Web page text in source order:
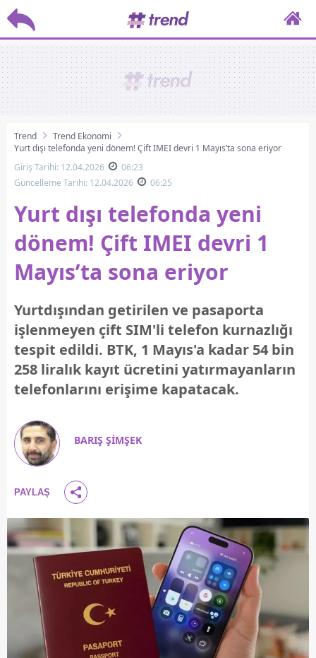
Trend
Trend Ekonomi
Yurt dışı telefonda yeni dönem! Çift IMEI devri 1 Mayıs’ta sona eriyor
Giriş Tarihi: 12.04.2026
06:23
Güncelleme Tarihi: 12.04.2026
06:25
Yurt dışı telefonda yeni
dönem! Çift IMEI devri 1
Mayıs’ta sona eriyor
Yurtdışından getirilen ve pasaporta
işlenmeyen çift SIM'li telefon kurnazlığı
tespit edildi. BTK, 1 Mayıs'a kadar 54 bin
258 liralık kayıt ücretini yatırmayanların
telefonlarını erişime kapatacak.
BARIŞ ŞİMŞEK
PAYLAŞ